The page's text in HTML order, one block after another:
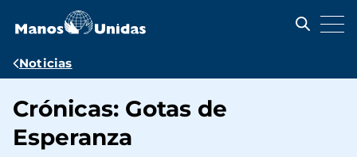
contenido
Ruta
navegación
Noticias
Crónicas: Gotas de
Esperanza